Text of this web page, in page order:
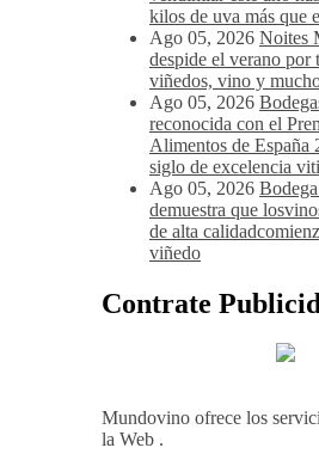
kilos de uva más que
Ago 05, 2026 Noites
despide el verano por
viñedos, vino y
Ago 05, 2026
reconocida con el
Alimentos de España
siglo de excelencia
Ago 05, 2026
demuestra que
de alta
viñedo
Contrate
Mundovino ofrece los
la Web .